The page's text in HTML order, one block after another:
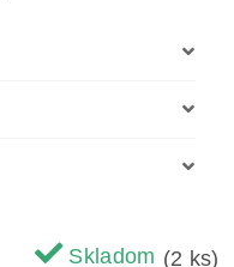
Skladom (2 ks)